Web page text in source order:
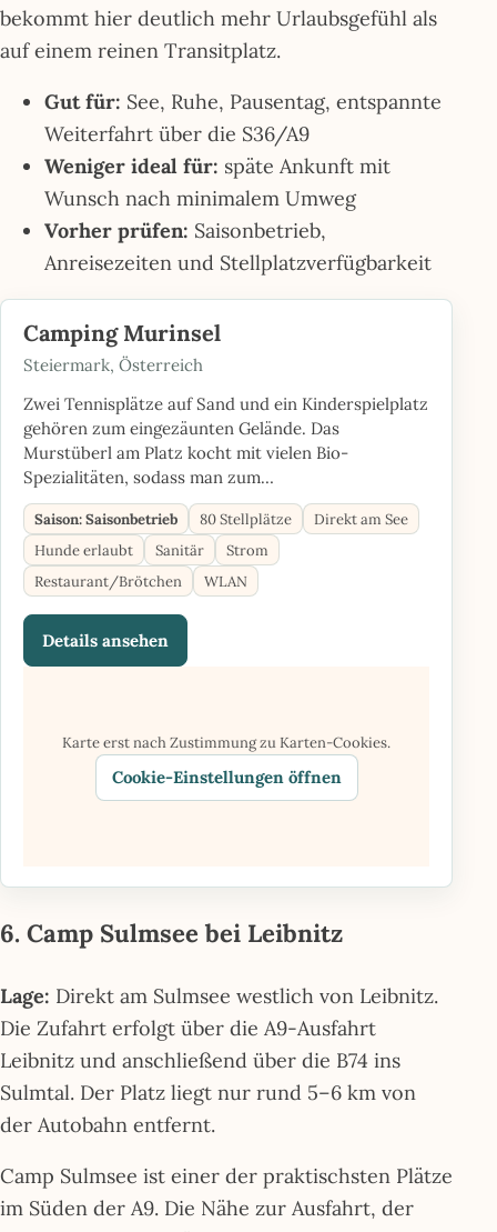
bekommt hier deutlich mehr Urlaubsgefühl als
auf einem reinen Transitplatz.
Gut für: See, Ruhe, Pausentag, entspannte
Weiterfahrt über die S36/A9
Weniger ideal für: späte Ankunft mit
Wunsch nach minimalem Umweg
Vorher prüfen: Saisonbetrieb,
Anreisezeiten und Stellplatzverfügbarkeit
Camping Murinsel
Steiermark, Österreich
Zwei Tennisplätze auf Sand und ein Kinderspielplatz
gehören zum eingezäunten Gelände. Das
Murstüberl am Platz kocht mit vielen Bio-
Spezialitäten, sodass man zum…
Saison: Saisonbetrieb 80 Stellplätze
Direkt am See
Hunde erlaubt
Sanitär
Strom
Restaurant/Brötchen
WLAN
Details ansehen
Karte erst nach Zustimmung zu Karten-Cookies.
Cookie-Einstellungen öffnen
6. Camp Sulmsee bei Leibnitz
Lage: Direkt am Sulmsee westlich von Leibnitz.
Die Zufahrt erfolgt über die A9-Ausfahrt
Leibnitz und anschließend über die B74 ins
Sulmtal. Der Platz liegt nur rund 5–6 km von
der Autobahn entfernt.
Camp Sulmsee ist einer der praktischsten Plätze
im Süden der A9. Die Nähe zur Ausfahrt, der